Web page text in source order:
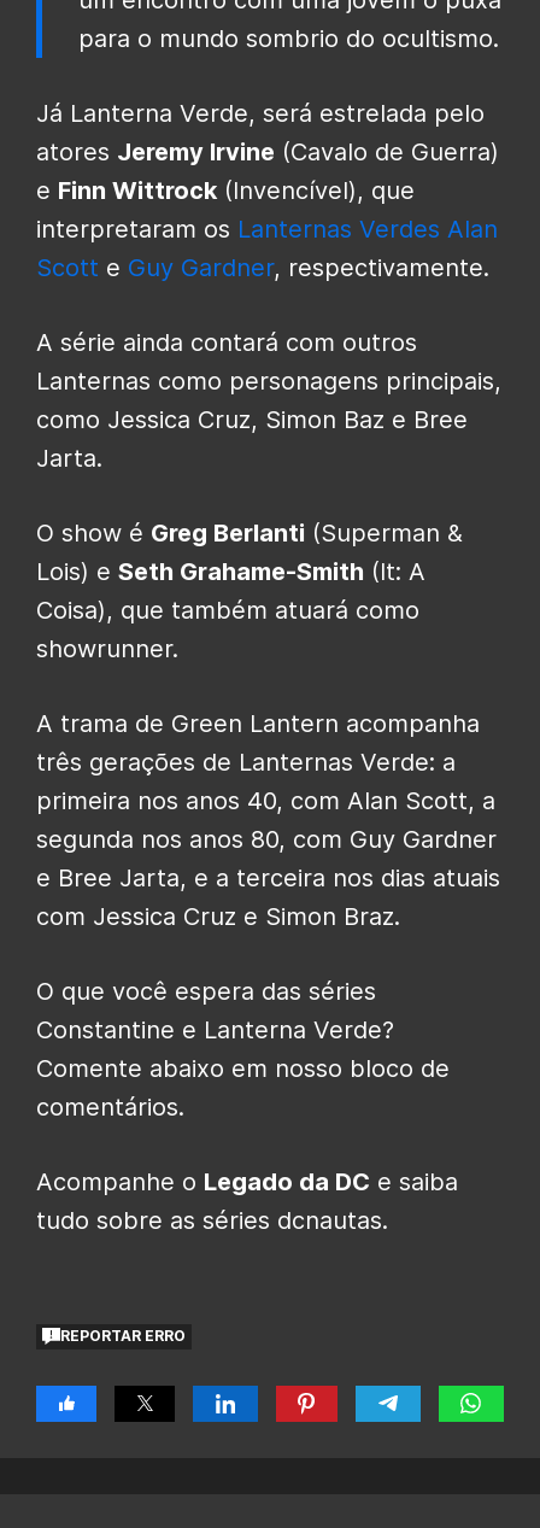
para o mundo sombrio do ocultismo.
Já Lanterna Verde, será estrelada pelo
atores Jeremy Irvine (Cavalo de Guerra)
e Finn Wittrock (Invencível), que
interpretaram os Lanternas Verdes Alan
Scott e Guy Gardner, respectivamente.
A série ainda contará com outros
Lanternas como personagens principais,
como Jessica Cruz, Simon Baz e Bree
Jarta.
O show é Greg Berlanti (Superman &
Lois) e Seth Grahame-Smith (It: A
Coisa), que também atuará como
showrunner.
A trama de Green Lantern acompanha
três gerações de Lanternas Verde: a
primeira nos anos 40, com Alan Scott, a
segunda nos anos 80, com Guy Gardner
e Bree Jarta, e a terceira nos dias atuais
com Jessica Cruz e Simon Braz.
O que você espera das séries
Constantine e Lanterna Verde?
Comente abaixo em nosso bloco de
comentários.
Acompanhe o Legado da DC e saiba
tudo sobre as séries dcnautas.
REPORTAR ERRO